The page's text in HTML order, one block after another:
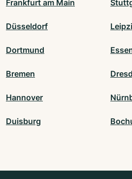
Frankfurt am Main
Düsseldorf
Dortmund
Bremen
Hannover
Duisburg